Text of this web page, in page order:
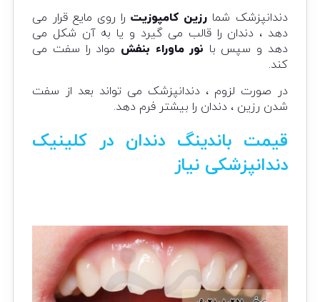
دندانپزشک شما رزین کامپوزیترا روی مایع قرار می
دهد ، دندان را قالب می گیرد و یا به آن شکل می
دهد و سپس با نور ماوراء بنفش مواد را سفت می
کند.
در صورت لزوم ، دندانپزشک می تواند بعد از سفت
شدن رزین ، دندان را بیشتر فرم دهد.
قیمت باندینگ دندان در کلینیک
دندانپزشکی نیاز